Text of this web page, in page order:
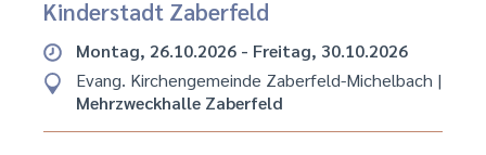
Kinderstadt Zaberfeld
Montag, 26.10.2026 - Freitag, 30.10.2026
Evang. Kirchengemeinde Zaberfeld-Michelbach |
Mehrzweckhalle Zaberfeld